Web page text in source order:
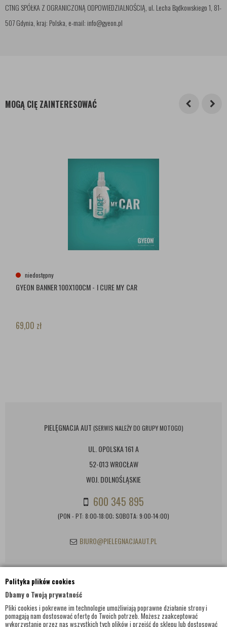
Polityka plików cookies
Dbamy o Twoją prywatność
Pliki cookies i pokrewne im technologie umożliwiają poprawne działanie strony i
pomagają nam dostosować ofertę do Twoich potrzeb. Możesz zaakceptować
wykorzystanie przez nas wszystkich tych plików i przejść do sklepu lub dostosować
CTNG SPÓŁKA Z OGRANICZONĄ ODPOWIEDZIALNOŚCIĄ, ul. Lecha Bądkowskiego 1, 81-
507 Gdynia, kraj: Polska, e-mail: info@gyeon.pl
MOGĄ CIĘ ZAINTERESOWAĆ
niedostępny
GYEON BANNER 100X100CM - I CURE MY CAR
69,00 zł
PIELĘGNACJA AUT (SERWIS NALEŻY DO GRUPY MOTOGO)
UL. OPOLSKA 161 A
52-013 WROCŁAW
WOJ. DOLNOŚLĄSKIE
600 345 895
(PON - PT: 8:00-18:00; SOBOTA: 9:00-14:00)
BIURO@PIELEGNACJAAUT.PL
INFORMACJE KONTAKTOWE